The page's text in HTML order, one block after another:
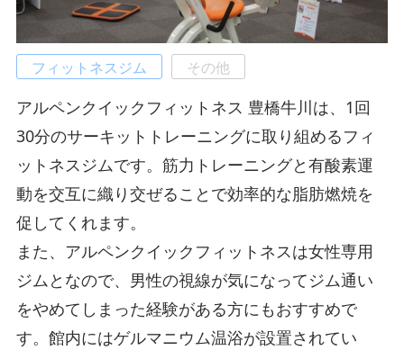
フィットネスジム その他
アルペンクイックフィットネス 豊橋牛川は、1回
30分のサーキットトレーニングに取り組めるフィ
ットネスジムです。筋力トレーニングと有酸素運
動を交互に織り交ぜることで効率的な脂肪燃焼を
促してくれます。
また、アルペンクイックフィットネスは女性専用
ジムとなので、男性の視線が気になってジム通い
をやめてしまった経験がある方にもおすすめで
す。館内にはゲルマニウム温浴が設置されてい